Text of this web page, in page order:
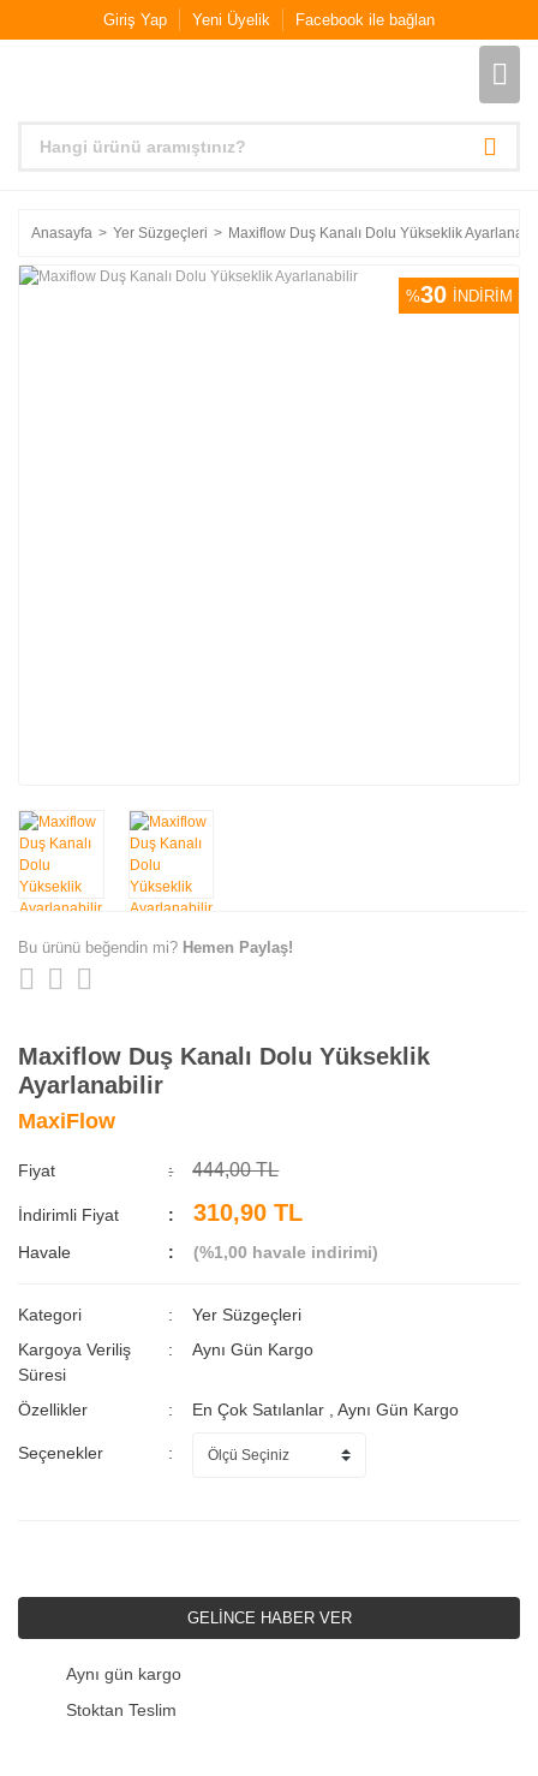
Giriş Yap Yeni Üyelik Facebook ile bağlan
Anasayfa Yer Süzgeçleri Maxiflow Duş Kanalı Dolu Yükseklik
%30 İNDİRİM
Bu ürünü beğendin mi? Hemen Paylaş!
Maxiflow Duş Kanalı Dolu Yükseklik
Ayarlanabilir
MaxiFlow
Fiyat 444,00 TL
İndirimli Fiyat 310,90 TL
Havale (%1,00 havale indirimi)
Kategori
Yer Süzgeçleri
Kargoya Veriliş
Süresi
Aynı Gün Kargo
Özellikler En Çok Satılanlar ,Aynı Gün Kargo
Seçenekler
GELİNCE HABER VER
Aynı gün kargo
Stoktan Teslim